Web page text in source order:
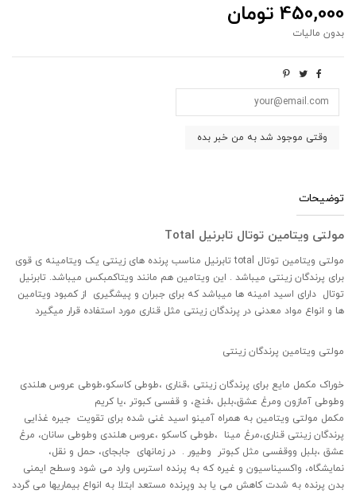
450,000 تومان
بدون مالیات
توضیحات
مولتی ویتامین توتال تابرنیل Total
مولتی ویتامین توتال total تابرنیل مناسب پرنده های زینتی یک ویتامینه ی قوی
برای پرندگان زینتی میباشد . این ویتامین هم مانند ویتاکمبکس میباشد. تابرنیل
توتال دارای اسید امینه ها میباشد که برای جبران و پیشگیری از کمبود ویتامین
ها و انواع مواد معدنی در پرندگان زینتی مثل قناری مورد استفاده قرار میگیرد
مولتی ویتامین پرندگان زینتی
خوراک مکمل مایع برای پرندگان زینتی ،قناری ،طوطی کاسکو،طوطی عروس هلندی
وطوطی آمازون ومرغ عشق،بلبل ،فنچ، و قفسی کبوتر ،یا کریم
مکمل مولتی ویتامین به همراه آمینو اسید غنی شده برای تقویت جیره غذایی
پرندگان زینتی قناری،مرغ مینا ،طوطی کاسکو ،عروس هلندی وطوطی سانان، مرغ
عشق ،بلبل ووقفسی مثل کبوتر وطیور . در زمانهای جابجای، حمل و نقل،
نمایشگاه، واکسیناسیون و غیره که به پرنده استرس وارد می شود وسطح ایمنی
بدن پرنده به شدت کاهش می یا بد وپرنده مستعد ابتلا به انواع بیماریها می گردد